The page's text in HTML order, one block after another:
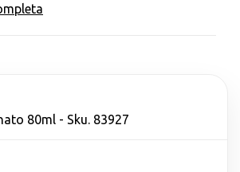
80ml - Sku. 83927